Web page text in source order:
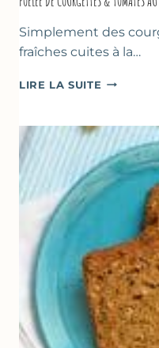
Simplement des
fraîches cuites à la…
LIRE LA SUITE POÊLÉE
&
TOMATES
AU
THYM